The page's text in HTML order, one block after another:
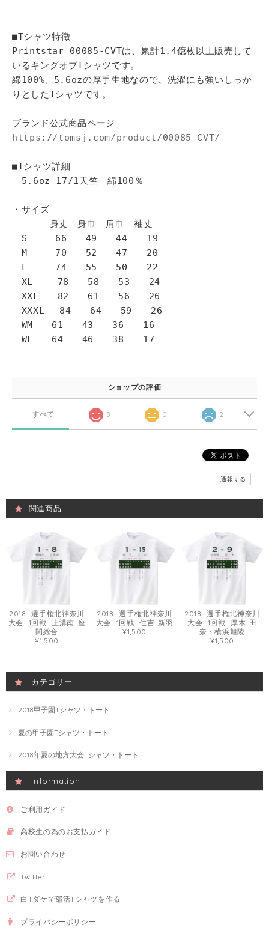
■Tシャツ特徴
Printstar 00085-CVTは、累計1.4億枚以上販売して
いるキングオブTシャツです。
綿100%、5.6ozの厚手生地なので、洗濯にも強いしっか
りとしたTシャツです。
ブランド公式商品ページ
https://tomsj.com/product/00085-CVT/
■Tシャツ詳細
5.6oz 17/1天竺 綿100％
・サイズ
身丈 身巾 肩巾 袖丈
S 66 49 44 19
M 70 52 47 20
L 74 55 50 22
XL 78 58 53 24
XXL 82 61 56 26
XXXL 84 64 59 26
WM 61 43 36 16
WL 64 46 38 17
ショップの評価
すべて 8 0 2
通報する
関連商品
2018_選手権北神奈川
大会_1回戦_上溝南-座
間総合
¥1,500
2018_選手権北神奈川
大会_1回戦_住吉-新羽
¥1,500
2018_選手権北神奈川
大会_1回戦_厚木-田
奈・横浜旭陵
¥1,500
カテゴリー
2018甲子園Tシャツ・トート
夏の甲子園Tシャツ・トート
2018年夏の地方大会Tシャツ・トート
Information
ご利用ガイド
高校生の為のお支払ガイド
お問い合わせ
Twitter
白Tダケで部活Tシャツを作る
プライバシーポリシー